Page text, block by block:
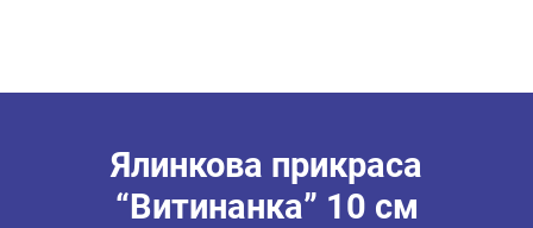
Ялинкова прикраса
“Витинанка” 10 см